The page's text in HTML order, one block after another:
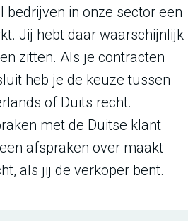
bedrijven in onze sector een
Jij hebt daar waarschijnlijk
zitten. Als je contracten
heb je de keuze tussen
of Duits recht.
met de Duitse klant
afspraken over maakt
als jij de verkoper bent.